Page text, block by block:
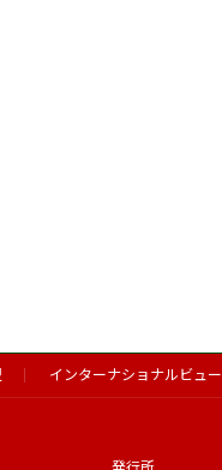
インターナショナルビュー
発行所